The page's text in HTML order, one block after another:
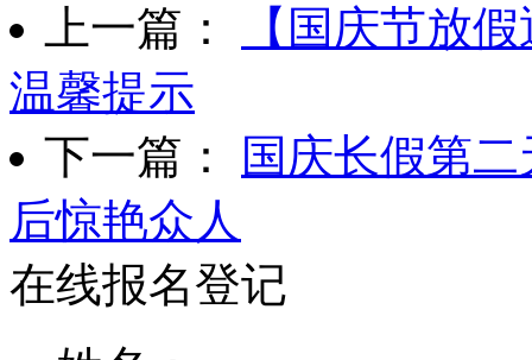
上一篇：
【国庆节放
温馨提示
下一篇：
国庆长假第
后惊艳众人
在线报名登记